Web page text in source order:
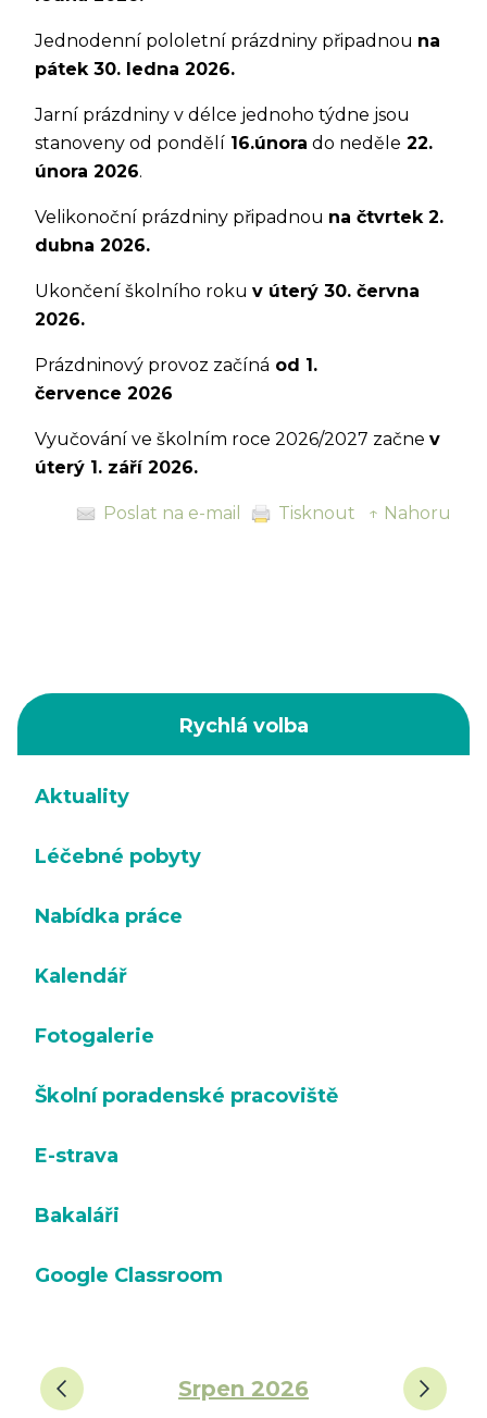
Jednodenní pololetní prázdniny připadnou na
pátek 30. ledna 2026.
Jarní prázdniny v délce jednoho týdne jsou
stanoveny od pondělí 16.února do neděle 22.
února 2026.
Velikonoční prázdniny připadnou na čtvrtek 2.
dubna 2026.
Ukončení školního roku v úterý 30. června
2026.
Prázdninový provoz začíná od 1.
července 2026
Vyučování ve školním roce 2026/2027 začne v
úterý 1. září 2026.
Poslat na e-mail Tisknout ↑ Nahoru
Rychlá volba
Aktuality
Léčebné pobyty
Nabídka práce
Kalendář
Fotogalerie
Školní poradenské pracoviště
E-strava
Bakaláři
Google Classroom
Srpen 2026